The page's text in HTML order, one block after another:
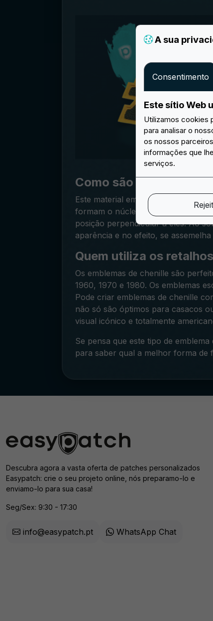
Como são feitos os
Este material em particular é feito
formam o núcleo do fio e uma
posição perpendicular a eles. Ao
aparência e no efeito, se
Quem utiliza os
Os emblemas de chenille são
1960, 1970 e 1980. Os emblemas
Pode criar emblemas de chenille
não só são óptimos para casacos
visual icónico e totalmente
Se pensa que este tipo de
para saber qual a melhor forma de
Descubra agora a vasta oferta de patches personalizados
Easypatch: crie o seu projeto online, nós preparamo-lo e
enviamo-lo para sua casa!
Seg/Sex: 9:30 - 17:30
info@easypatch.pt WhatsApp Chat
A sua
Consentimento
Este sítio Web
Utilizamos cookies
para analisar o
os nossos
informações que
serviços.